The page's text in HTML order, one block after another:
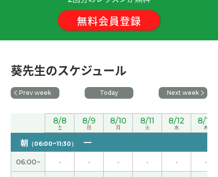
ね。スイカも美味しい！ ではまた次回もよろしく
お願いします😊 ( 60代 女性 )
夏天停电时什么都不能用、又热又受罪、真是太不
容易了。能平安结束真是太好了。
这里不太熱、真是不幸中的万幸。 您快去喝点藿香
正气水、好好休息一下吧。
谢谢老师，我跟你一起学习很开心！下次再见！
無料会員登録
葵先生のスケジュール
Prev week Today Next week
8/8
土
8/9
日
8/10
月
8/11
火
8/12
水
8/13
木
朝 （06:00~11:30）
06:00~ - - - - - -